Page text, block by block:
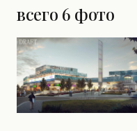
всего 6 фото